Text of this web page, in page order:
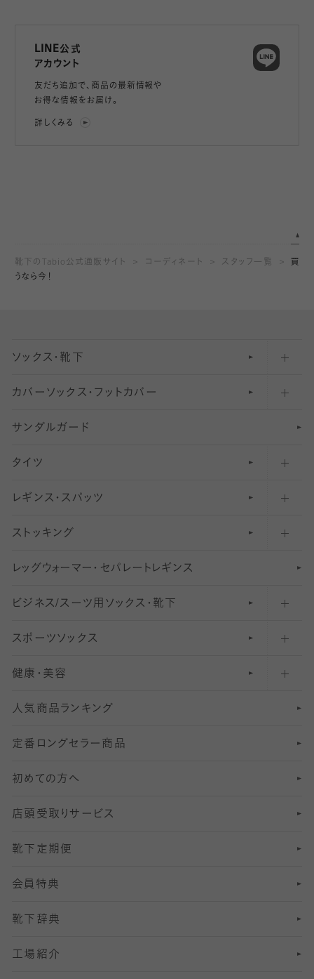
LINE公式
アカウント
友だち追加で、 商品の最新情報や
お得な情報をお届け。
詳しくみる
靴下のTabio公式通販サイト コーディネート スタッフ一覧
買
うなら今！
ソックス・靴下
五本指ソックス・靴下
足袋ソックス・靴下
無地・プレーンソックス・靴下
柄ソックス・靴下
スニーカー（くるぶし）用ソックス
アンクル・ショートソックス（くるぶし上）
クルーソックス（ふくらはぎ下）
ハイソックス
オーバーニー・ニーハイソックス
カバーソックス・フットカバー
フットカバー・カバーソックス（深め）
フットカバー・カバーソックス（ふつう）
フットカバー・カバーソックス（浅め）
サンダルガード
タイツ
30デニール以下のタイツ（薄手タイツ）
31〜40デニールタイツ
41〜60デニールタイツ
61〜80デニールタイツ
81 〜110デニールタイツ
111〜210デニールタイツ
211デニールタイツ以上（防寒・厚手タイツ）
レギンス・スパッツ
柄レギンス
無地レギンス
レギンスパンツ（レギパン）
マタニティレギンス
5 分丈
6 分丈レギンス
7 分丈 レギンス
8分丈 レギンス
10分丈 レギンス
12分丈レギンス
13分丈レギンス
ストッキング
伝線しにくいストッキング
ショートストッキング
結婚式用ストッキング
美脚ストッキング
オールスルーストッキング
レッ グ ウォー マー ・ セパレー ト レ ギンス
ビジネス/スーツ用 ソックス・靴下
匠シリーズ
フレッシャーズ向けソックス・靴下
冠婚葬祭向けソックス・靴下
スーツカジュアルソックス・靴下
ロングホーズ
スポーツソックス
ランニングソックス・靴下
ゴルフソックス・靴下
サッカー・フットサル用ソックス
ヨガソックス・靴下
スポーツ用レッグウォーマー
SSサイズ（21～23cm）
Sサイズ（22～25cm）
Mサイズ（25～27cm）
Lサイズ（27～29cm）
健康・美容
インナーソックス
加圧・着圧ソックス
冷えとり靴下
着圧・加圧タイツ
むくみ対策
足の疲れ対策
足の臭い対策
冷え対策
人気商品ランキング
定番ロングセラー商品
初めての方へ
店頭受取りサービス
靴下定期便
会員特典
靴下辞典
工場紹介